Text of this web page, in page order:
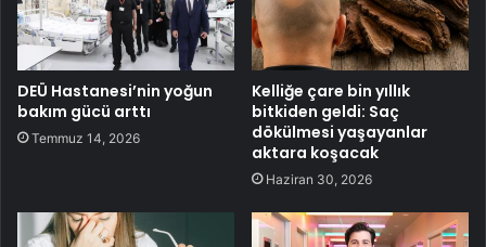
DEÜ Hastanesi’nin yoğun
bakım gücü arttı
Temmuz 14, 2026
Kelliğe çare bin yıllık
bitkiden geldi: Saç
dökülmesi yaşayanlar
aktara koşacak
Haziran 30, 2026